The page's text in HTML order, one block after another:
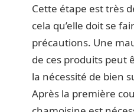
Cette étape est très
cela qu’elle doit se
précautions. Une
de ces produits peut
la nécessité de bien
Après la première